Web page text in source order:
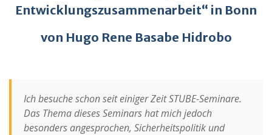
Entwicklungszusammenarbeit“ in Bonn
von Hugo Rene Basabe Hidrobo
Ich besuche schon seit einiger Zeit STUBE-Seminare.
Das Thema dieses Seminars hat mich jedoch
besonders angesprochen, Sicherheitspolitik und